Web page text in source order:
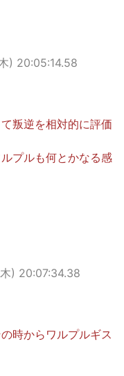
) 20:05:14.58
叛逆を相対的に評価
プルも何とかなる感
) 20:07:34.38
時からワルプルギス